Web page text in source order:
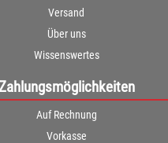
Versand
Über uns
Wissenswertes
Zahlungsmöglichkeiten
Auf Rechnung
Vorkasse